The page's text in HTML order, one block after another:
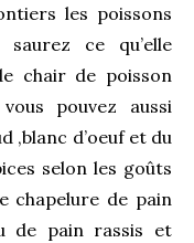
les poissons
ce qu’elle
chair de poisson
pouvez aussi
,blanc d’oeuf et du
selon les goûts
chapelure de pain
de pain rassis et